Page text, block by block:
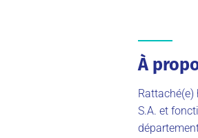
À
Rattaché(e)
S.A. et